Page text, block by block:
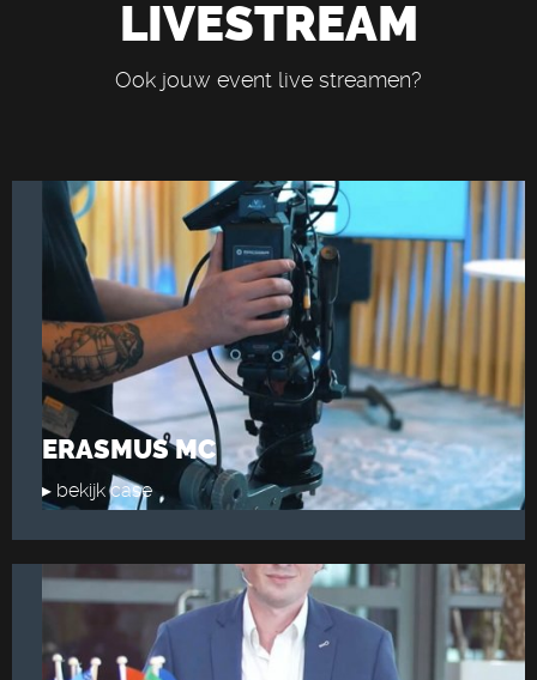
LIVESTREAM
Ook jouw event live streamen?
ERASMUS MC
▸ bekijk case